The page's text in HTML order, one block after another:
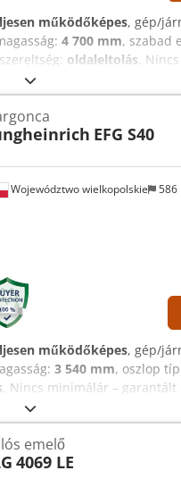
működőképes, gép/
4 700 mm, szabad
oldaleltolás,
Dcsdpszrlv Eofx
mm GÉP ADATOK
500 Ah
referencia: SL12191SP
Województwo wielkopolskie 586
EFG S40
működőképes, gép/
3 540 mm, oszlop
, Nincs minimálár – garantált
3540 mm Teljes
funkcióval
szelepek: 3./4. szelep
tartozék Külső
emelő
4069 LE